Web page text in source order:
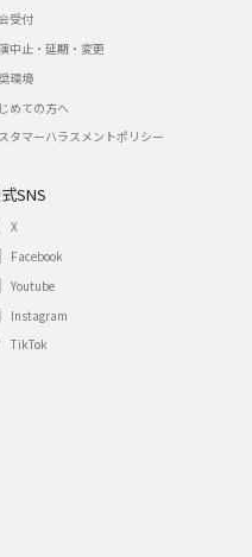
受付
中止・延期・変更
環境
めての方へ
タマーハラスメントポリシー
SNS
X
Facebook
Youtube
Instagram
TikTok